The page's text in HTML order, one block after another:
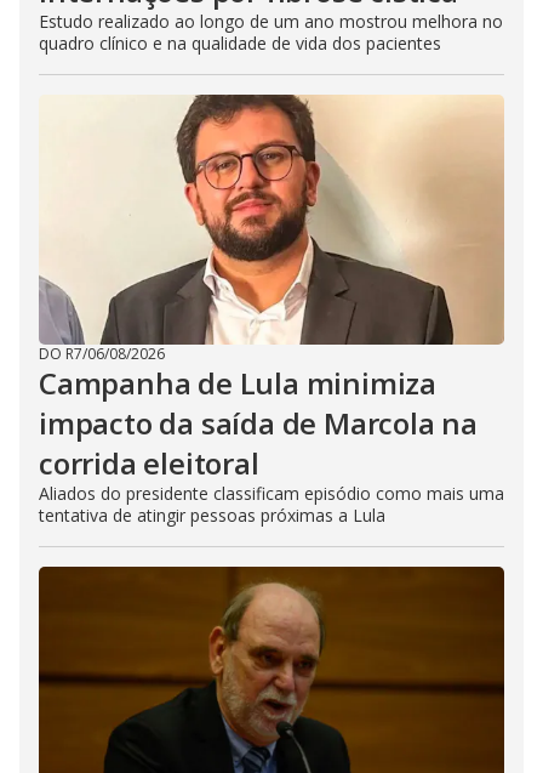
Estudo realizado ao longo de um ano mostrou melhora no
quadro clínico e na qualidade de vida dos pacientes
DO R7/06/08/2026
Campanha de Lula minimiza
impacto da saída de Marcola na
corrida eleitoral
Aliados do presidente classificam episódio como mais uma
tentativa de atingir pessoas próximas a Lula